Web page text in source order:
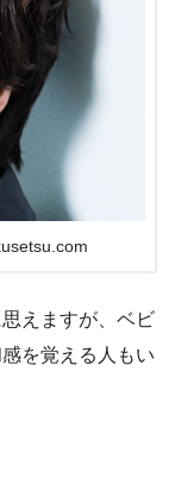
えますが、ベビ
を覚える人もい